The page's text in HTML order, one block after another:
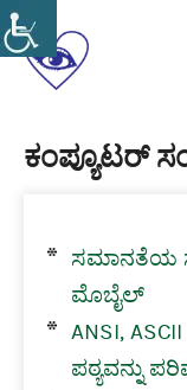
Skip
to
content
ಕರ್ನಾಟಕ
ರಾಜ್ಯ
ಅಂಧ
ಸಂಘ(ರಿ)
ಸಮಾನತೆ
ಸ್ವಗೌರವ
ಕಂಪ್ಯೂಟರ್
ಸಮಾನತೆಯ
ಮೊಬೈಲ್
ANSI,
ಪಠ್ಯವನ್ನು